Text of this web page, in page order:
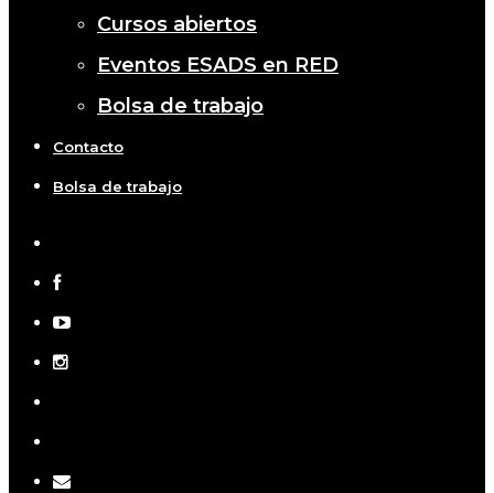
Cursos abiertos
Eventos ESADS en RED
Bolsa de trabajo
Contacto
Bolsa de trabajo
twitter
facebook
youtube
instagram
email